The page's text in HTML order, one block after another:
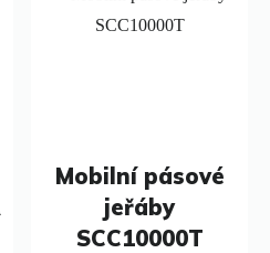
Mobilní pásové
jeřáby
SCC10000T